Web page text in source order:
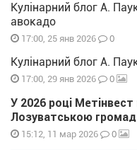
Кулінарний блог А.
авокадо
17:00, 25 янв 2026 0
Кулінарний блог А.
17:00, 29 янв 2026 0
У 2026 році
Лозуватською
15:12, 11 мар 2026 0